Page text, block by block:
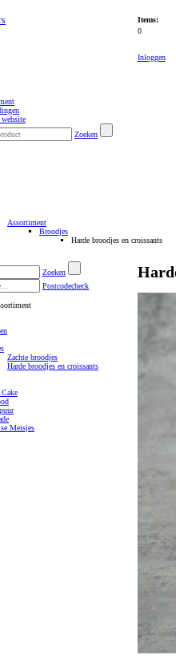
Items:
0
Inloggen
website
Zoeken
Assortiment
Broodjes
Harde broodjes en croissants
Zoeken
Postcodecheck
Zachte broodjes
Harde broodjes en croissants
Meisjes